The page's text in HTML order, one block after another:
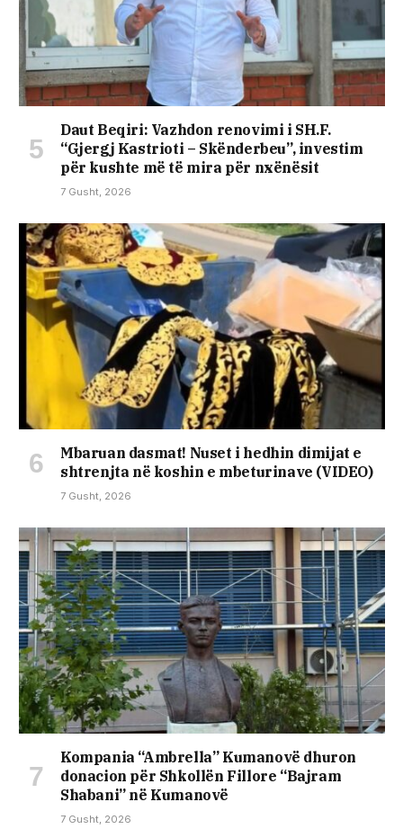
Daut Beqiri: Vazhdon renovimi i SH.F.
“Gjergj Kastrioti – Skënderbeu”, investim
për kushte më të mira për nxënësit
7 Gusht, 2026
Mbaruan dasmat! Nuset i hedhin dimijat e
shtrenjta në koshin e mbeturinave (VIDEO)
7 Gusht, 2026
Kompania “Ambrella” Kumanovë dhuron
donacion për Shkollën Fillore “Bajram
Shabani” në Kumanovë
7 Gusht, 2026